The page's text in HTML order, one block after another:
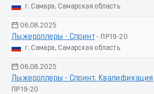
г. Самара, Самарская область
06.08.2025
Лыжероллеры - Спринт - ПР19-20
г. Самара, Самарская область
06.08.2025
Лыжероллеры - Спринт. Квалификация
ПР19-20